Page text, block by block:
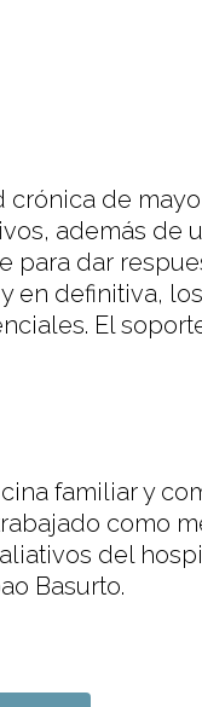
de
además de
dar
en definitiva,
El
familiar y
como
del
Basurto.